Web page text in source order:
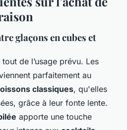
glaçons en cubes et
de l’usage prévu. Les
parfaitement au
classiques, qu'elles
grâce à leur fonte lente.
apporte une touche